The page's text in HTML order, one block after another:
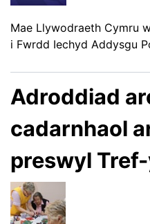
Mae Llywodraeth Cymru
i Fwrdd Iechyd Addysgu
Adroddiad
cadarnhaol
preswyl